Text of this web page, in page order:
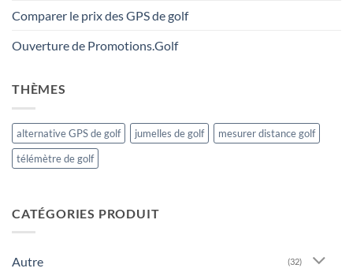
Comparer le prix des GPS de golf
Ouverture de Promotions.Golf
THÈMES
alternative GPS de golf jumelles de golf
mesurer distance golf
télémètre de golf
CATÉGORIES PRODUIT
Autre (32)